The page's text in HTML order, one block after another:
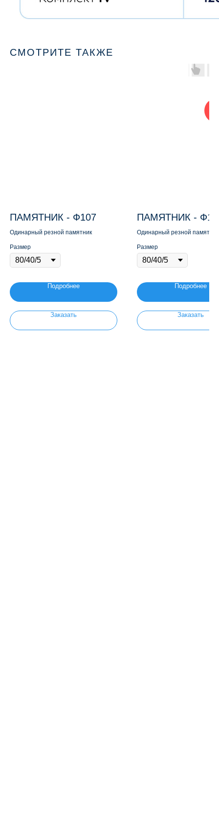
СМОТРИТЕ ТАКЖЕ
ПАМЯТНИК - Ф107
Одинарный резной памятник
Размер
Подробнее
Заказать
ПАМЯТНИК -
Одинарный резной
Размер
Подробнее
Заказать